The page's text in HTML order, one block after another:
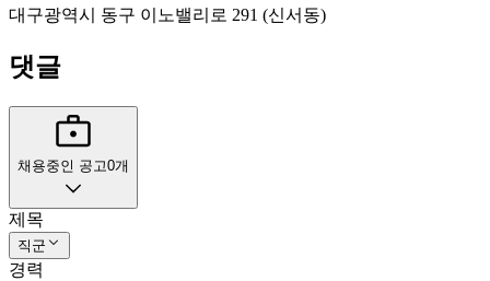
대구광역시 동구 이노밸리로 291 (신서동)
댓글
채용중인 공고0개
제목
직군
경력